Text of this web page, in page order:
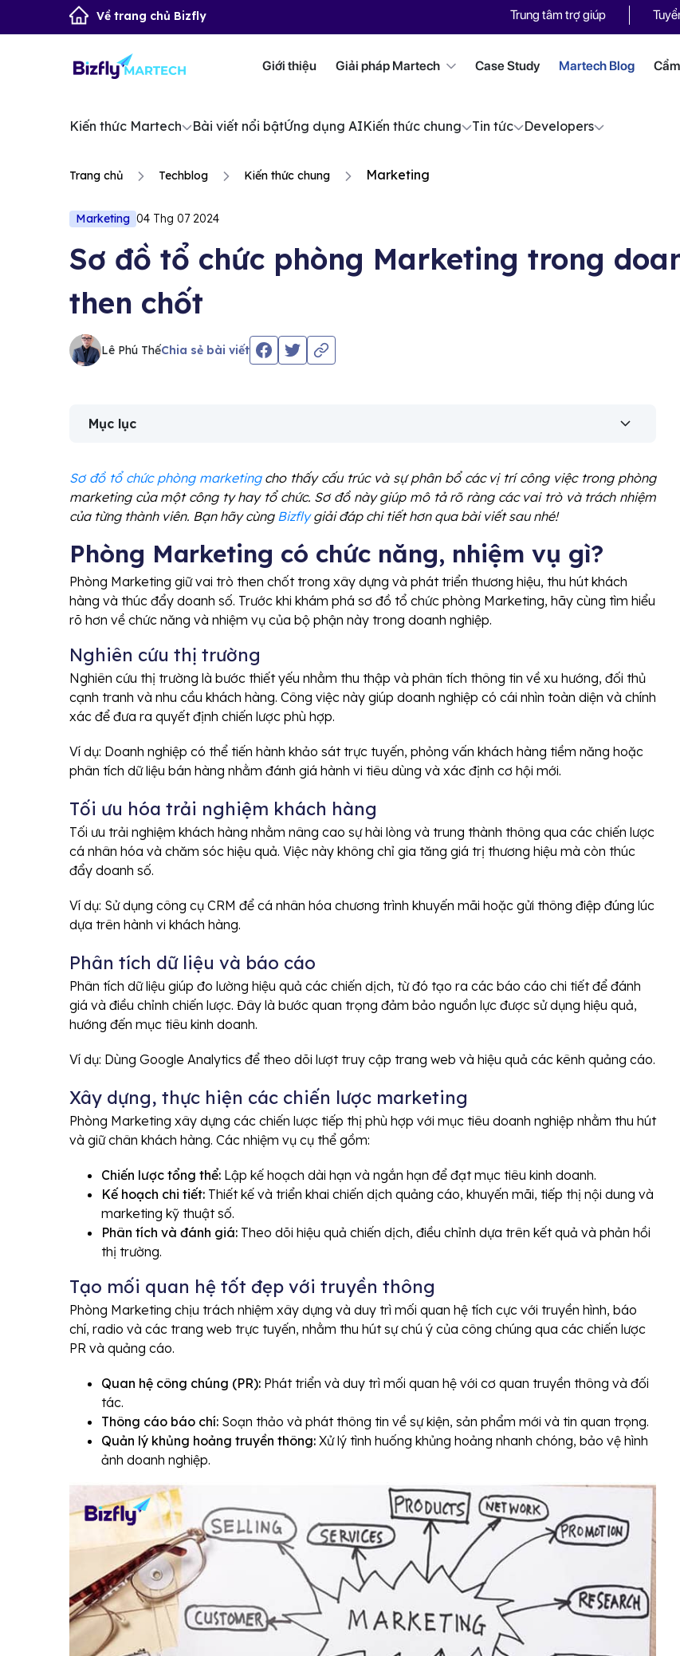
Về trang chủ Bizfly Trung tâm trợ giúp
Giới thiệu Giải pháp Martech Case Study Martech Blog
Kiến thức Martech Bài viết nổi bậtỨng dụng AIKiến thức chung Tin tức Developers
Trang chủ Techblog Kiến thức chung Marketing
Marketing 04 Thg 07 2024
Sơ đồ tổ chức phòng Marketing trong
then chốt
Lê Phú ThếChia sẻ bài viết
Mục lục
Sơ đồ tổ chức phòng marketingcho thấy cấu trúc và sự phân bổ các vị trí công việc trong phòng
marketing của một công ty hay tổ chức. Sơ đồ này giúp mô tả rõ ràng các vai trò và trách nhiệm
của từng thành viên. Bạn hãy cùng Bizflygiải đáp chi tiết hơn qua bài viết sau nhé!
Phòng Marketing có chức năng, nhiệm vụ gì?
Phòng Marketing giữ vai trò then chốt trong xây dựng và phát triển thương hiệu, thu hút khách
hàng và thúc đẩy doanh số. Trước khi khám phá sơ đồ tổ chức phòng Marketing, hãy cùng tìm hiểu
rõ hơn về chức năng và nhiệm vụ của bộ phận này trong doanh nghiệp.
Nghiên cứu thị trường
Nghiên cứu thị trường là bước thiết yếu nhằm thu thập và phân tích thông tin về xu hướng, đối thủ
cạnh tranh và nhu cầu khách hàng. Công việc này giúp doanh nghiệp có cái nhìn toàn diện và chính
xác để đưa ra quyết định chiến lược phù hợp.
Ví dụ: Doanh nghiệp có thể tiến hành khảo sát trực tuyến, phỏng vấn khách hàng tiềm năng hoặc
phân tích dữ liệu bán hàng nhằm đánh giá hành vi tiêu dùng và xác định cơ hội mới.
Tối ưu hóa trải nghiệm khách hàng
Tối ưu trải nghiệm khách hàng nhằm nâng cao sự hài lòng và trung thành thông qua các chiến lược
cá nhân hóa và chăm sóc hiệu quả. Việc này không chỉ gia tăng giá trị thương hiệu mà còn thúc
đẩy doanh số.
Ví dụ: Sử dụng công cụ CRM để cá nhân hóa chương trình khuyến mãi hoặc gửi thông điệp đúng lúc
dựa trên hành vi khách hàng.
Phân tích dữ liệu và báo cáo
Phân tích dữ liệu giúp đo lường hiệu quả các chiến dịch, từ đó tạo ra các báo cáo chi tiết để đánh
giá và điều chỉnh chiến lược. Đây là bước quan trọng đảm bảo nguồn lực được sử dụng hiệu quả,
hướng đến mục tiêu kinh doanh.
Ví dụ: Dùng Google Analytics để theo dõi lượt truy cập trang web và hiệu quả các kênh quảng cáo.
Xây dựng, thực hiện các chiến lược marketing
Phòng Marketing xây dựng các chiến lược tiếp thị phù hợp với mục tiêu doanh nghiệp nhằm thu hút
và giữ chân khách hàng. Các nhiệm vụ cụ thể gồm:
Chiến lược tổng thể: Lập kế hoạch dài hạn và ngắn hạn để đạt mục tiêu kinh doanh.
Kế hoạch chi tiết: Thiết kế và triển khai chiến dịch quảng cáo, khuyến mãi, tiếp thị nội dung và
marketing kỹ thuật số.
Phân tích và đánh giá: Theo dõi hiệu quả chiến dịch, điều chỉnh dựa trên kết quả và phản hồi
thị trường.
Tạo mối quan hệ tốt đẹp với truyền thông
Phòng Marketing chịu trách nhiệm xây dựng và duy trì mối quan hệ tích cực với truyền hình, báo
chí, radio và các trang web trực tuyến, nhằm thu hút sự chú ý của công chúng qua các chiến lược
PR và quảng cáo.
Quan hệ công chúng (PR): Phát triển và duy trì mối quan hệ với cơ quan truyền thông và đối
tác.
Thông cáo báo chí: Soạn thảo và phát thông tin về sự kiện, sản phẩm mới và tin quan trọng.
Quản lý khủng hoảng truyền thông: Xử lý tình huống khủng hoảng nhanh chóng, bảo vệ hình
ảnh doanh nghiệp.